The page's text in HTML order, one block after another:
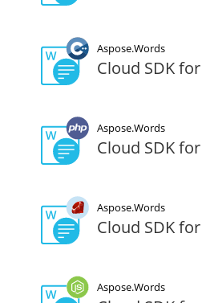
Aspose.Words
Cloud SDK
Aspose.Words
Cloud SDK
Aspose.Words
Cloud SDK
Aspose.Words